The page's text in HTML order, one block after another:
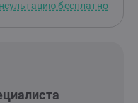
бесплатно